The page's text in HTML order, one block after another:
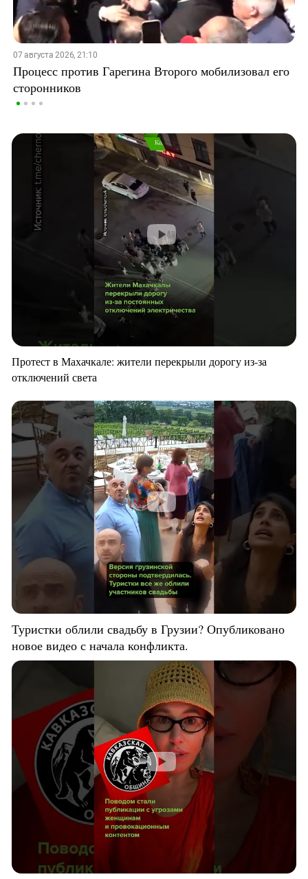
07 августа 2026, 21:10
Процесс против Гарегина Второго мобилизовал его
сторонников
Протест в Махачкале: жители перекрыли дорогу из-за
отключений света
Туристки облили свадьбу в Грузии? Опубликовано
новое видео с начала конфликта.